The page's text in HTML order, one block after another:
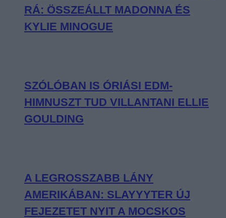
RÁ: ÖSSZEÁLLT MADONNA ÉS
KYLIE MINOGUE
SZÓLÓBAN IS ÓRIÁSI EDM-
HIMNUSZT TUD VILLANTANI ELLIE
GOULDING
A LEGROSSZABB LÁNY
AMERIKÁBAN: SLAYYYTER ÚJ
FEJEZETET NYIT A MOCSKOS